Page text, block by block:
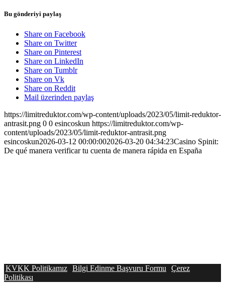
Bu gönderiyi paylaş
Share on Facebook
Share on Twitter
Share on Pinterest
Share on LinkedIn
Share on Tumblr
Share on Vk
Share on Reddit
Mail üzerinden paylaş
https://limitreduktor.com/wp-content/uploads/2023/05/limit-reduktor-
antrasit.png 0 0 esincoskun https://limitreduktor.com/wp-
content/uploads/2023/05/limit-reduktor-antrasit.png
esincoskun2026-03-12 00:00:002026-03-20 04:34:23Casino Spinit:
De qué manera verificar tu cuenta de manera rápida en España
KVKK Politikamız Bilgi Edinme Başvuru Formu
Çerez
Politikası